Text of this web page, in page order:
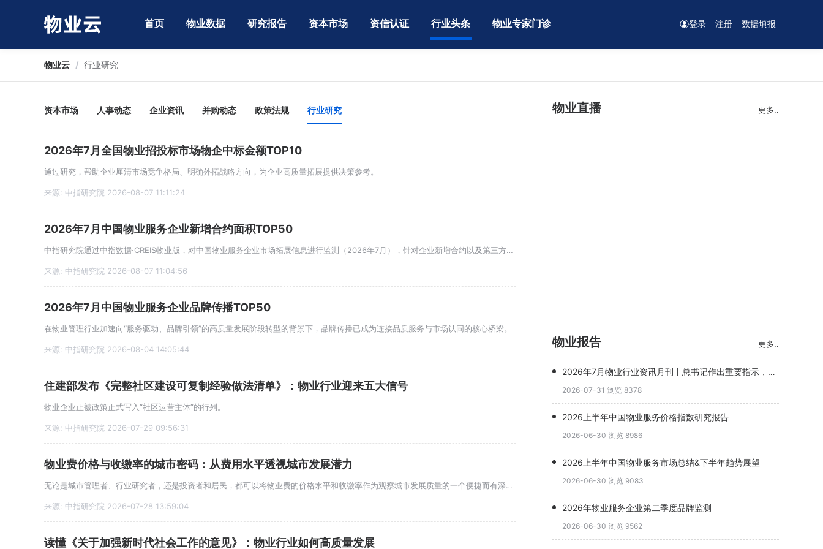
首页 物业数据 研究报告 资本市场 资信认证 行业头条 物业专家门诊 登录 注册 数据填报
物业云 / 行业研究
资本市场 人事动态 企业资讯 并购动态 政策法规 行业研究
2026年7月全国物业招投标市场物企中标金额TOP10
通过研究，帮助企业厘清市场竞争格局、明确外拓战略方向，为企业高质量拓展提供决策参考。
来源: 中指研究院 2026-08-07 11:11:24
2026年7月中国物业服务企业新增合约面积TOP50
中指研究院通过中指数据·CREIS物业版，对中国物业服务企业市场拓展信息进行监测（2026年7月），针对企业新增合约以及第三方市场拓展进行专项研究，
来源: 中指研究院 2026-08-07 11:04:56
2026年7月中国物业服务企业品牌传播TOP50
在物业管理行业加速向“服务驱动、品牌引领”的高质量发展阶段转型的背景下，品牌传播已成为连接品质服务与市场认同的核心桥梁。
来源: 中指研究院 2026-08-04 14:05:44
住建部发布《完整社区建设可复制经验做法清单》：物业行业迎来五大信号
物业企业正被政策正式写入“社区运营主体”的行列。
来源: 中指研究院 2026-07-29 09:56:31
物业费价格与收缴率的城市密码：从费用水平透视城市发展潜力
无论是城市管理者、行业研究者，还是投资者和居民，都可以将物业费的价格水平和收缴率作为观察城市发展质量的一个便捷而有深度的窗口。从物业费看城市——这既是一种研究方法的创新，也是一种城市认知的拓展。
来源: 中指研究院 2026-07-28 13:59:04
读懂《关于加强新时代社会工作的意见》：物业行业如何高质量发展
物业直播 更多..
物业报告 更多..
2026年7月物业行业资讯月刊丨总书记作出重要指示，完整社区升级物业角色(1)
2026-07-31 浏览 8378
2026上半年中国物业服务价格指数研究报告
2026-06-30 浏览 8986
2026上半年中国物业服务市场总结&下半年趋势展望
2026-06-30 浏览 9083
2026年物业服务企业第二季度品牌监测
2026-06-30 浏览 9562